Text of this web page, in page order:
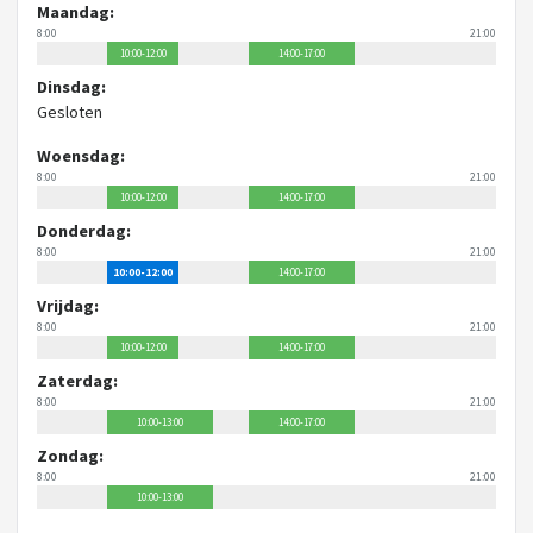
Maandag:
8:00 21:00
10:00-12:00 14:00-17:00
Dinsdag:
Gesloten
Woensdag:
8:00 21:00
10:00-12:00 14:00-17:00
Donderdag:
8:00 21:00
14:00-17:00
10:00-12:00
Vrijdag:
8:00 21:00
10:00-12:00 14:00-17:00
Zaterdag:
8:00 21:00
10:00-13:00 14:00-17:00
Zondag:
8:00 21:00
10:00-13:00